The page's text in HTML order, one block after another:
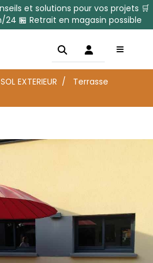
et solutions pour vos projets 🛒
🏪 Retrait en magasin possible
SOL EXTERIEUR
Terrasse